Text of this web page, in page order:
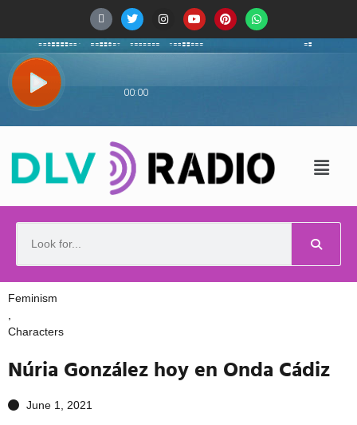
Feminism
Characters
Núria González hoy en Onda Cádiz
June 1, 2021